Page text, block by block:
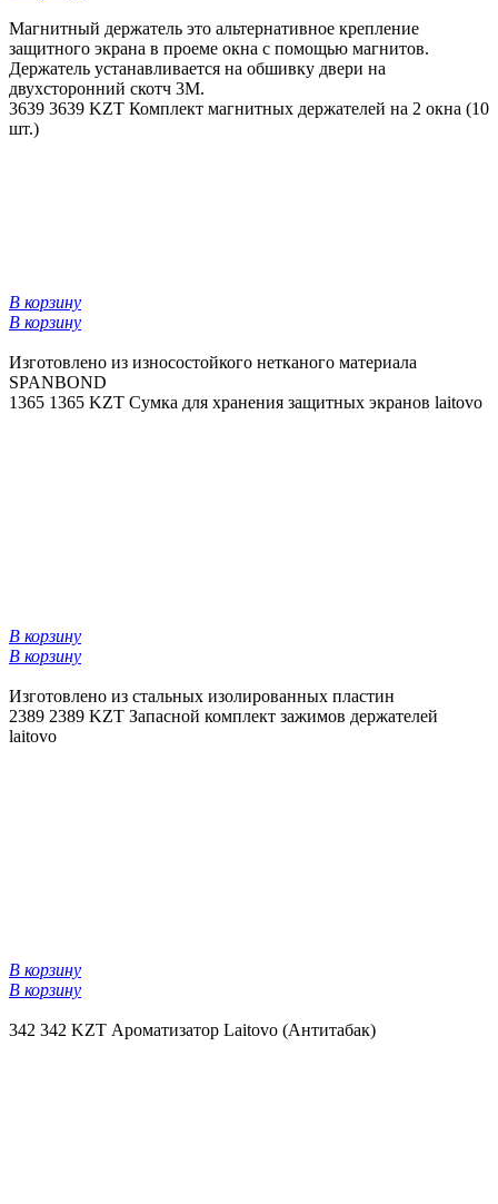
Магнитный держатель это альтернативное крепление
защитного экрана в проеме окна с помощью магнитов.
Держатель устанавливается на обшивку двери на
двухсторонний скотч 3М.
3639 3639 KZT Комплект магнитных держателей на 2 окна (10
шт.)
В корзину
В корзину
Изготовлено из износостойкого нетканого материала
SPANBOND
1365 1365 KZT Сумка для хранения защитных экранов laitovo
В корзину
В корзину
Изготовлено из стальных изолированных пластин
2389 2389 KZT Запасной комплект зажимов держателей
laitovo
В корзину
В корзину
342 342 KZT Ароматизатор Laitovo (Антитабак)